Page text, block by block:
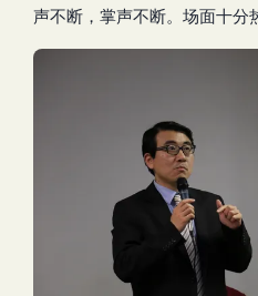
声不断，掌声不断。场面十分